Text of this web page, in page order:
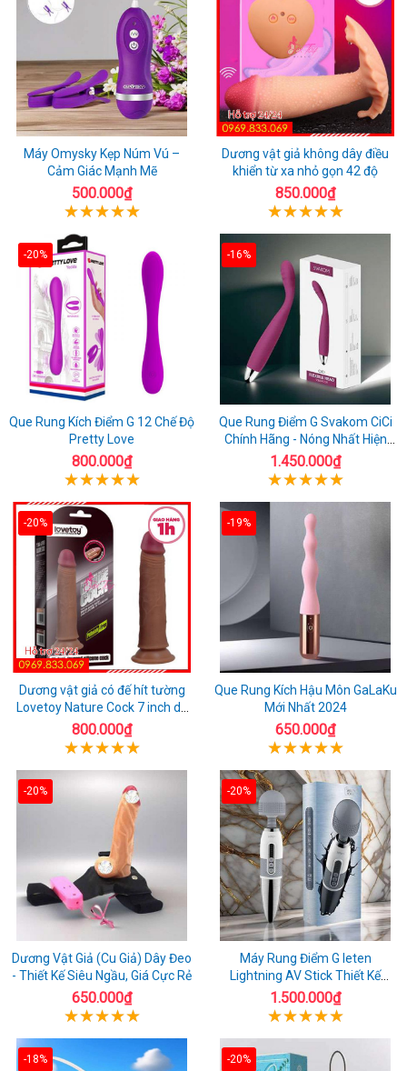
Máy Omysky Kẹp Núm Vú –
Cảm Giác Mạnh Mẽ
500.000₫
Dương vật giả không dây điều
khiển từ xa nhỏ gọn 42 độ
850.000₫
-20%
Que Rung Kích Điểm G 12 Chế Độ
Pretty Love
800.000₫
-16%
Que Rung Điểm G Svakom CiCi
Chính Hãng - Nóng Nhất Hiện
Nay
1.450.000₫
-20%
Dương vật giả có đế hít tường
Lovetoy Nature Cock 7 inch da
đen
800.000₫
-19%
Que Rung Kích Hậu Môn GaLaKu
Mới Nhất 2024
650.000₫
-20%
Dương Vật Giả (Cu Giả) Dây Đeo
- Thiết Kế Siêu Ngầu, Giá Cực Rẻ
650.000₫
-20%
Máy Rung Điểm G leten
Lightning AV Stick Thiết Kế
Thông Minh
1.500.000₫
-18% -20%